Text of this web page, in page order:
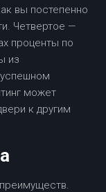
вы постепенно
Четвертое —
проценты по
из
может
к другим